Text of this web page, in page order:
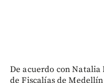
De acuerdo con
de Fiscalías de